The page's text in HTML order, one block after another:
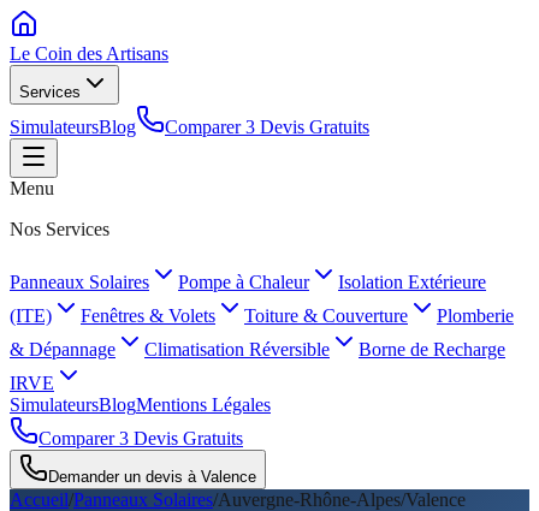
Le Coin des Artisans
Services
SimulateursBlog Comparer 3 Devis Gratuits
Menu
Nos Services
Panneaux Solaires Pompe à Chaleur
Isolation Extérieure
(ITE)
Fenêtres & Volets Toiture & Couverture
Plomberie
& Dépannage
Climatisation Réversible
Borne de Recharge
IRVE
SimulateursBlogMentions Légales
Comparer 3 Devis Gratuits
Demander un devis à Valence
Accueil/Panneaux Solaires/Auvergne-Rhône-Alpes/Valence